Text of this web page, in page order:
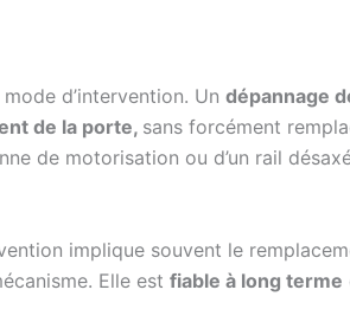
d’intervention. Un dépannage
de la porte, sans forcément
de motorisation ou d’un rail
implique souvent le
Elle est fiable à long terme